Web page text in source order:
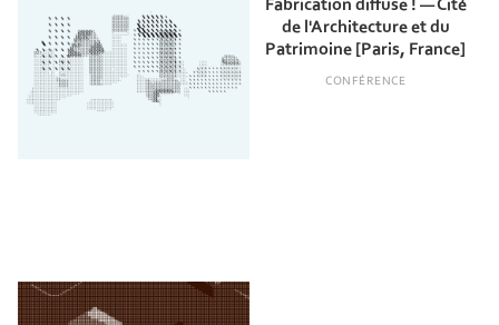
Fabrication diffuse ! — Cité
de l'Architecture et du
Patrimoine [Paris, France]
CONFÉRENCE